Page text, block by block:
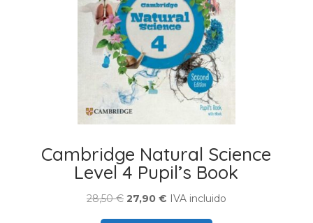
Cambridge Natural Science
Level 4 Pupil’s Book
28,50€ El
27,90 €ElIVA incluido